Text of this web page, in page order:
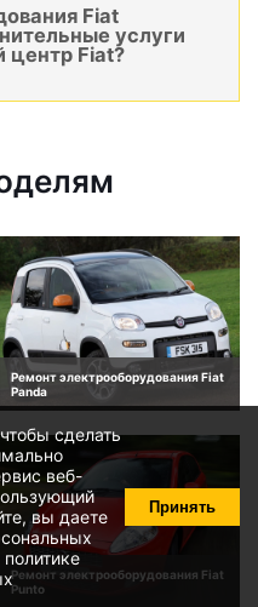
Fiat
услуги
центр Fiat?
Ремонт электрооборудования Fiat
Panda
Ремонт электрооборудования Fiat
Punto
сделать
веб-
вы даете
политике
Принять